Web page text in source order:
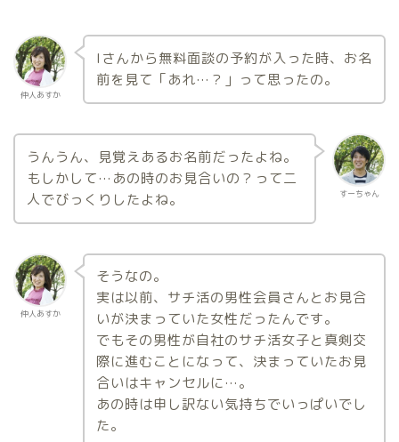
仲人あすか
Iさんから無料面談の予約が入った時、お名
前を見て「あれ…？」って思ったの。
すーちゃん
うんうん、見覚えあるお名前だったよね。
もしかして…あの時のお見合いの？って二
人でびっくりしたよね。
仲人あすか
そうなの。
実は以前、サチ活の男性会員さんとお見合
いが決まっていた女性だったんです。
でもその男性が自社のサチ活女子と真剣交
際に進むことになって、決まっていたお見
合いはキャンセルに…。
あの時は申し訳ない気持ちでいっぱいでし
た。